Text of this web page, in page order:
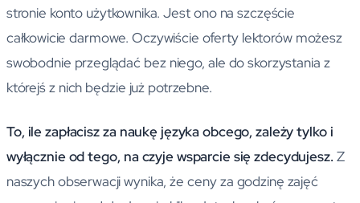
stronie konto użytkownika. Jest ono na szczęście
całkowicie darmowe. Oczywiście oferty lektorów możesz
swobodnie przeglądać bez niego, ale do skorzystania z
którejś z nich będzie już potrzebne.
To, ile zapłacisz za naukę języka obcego, zależy tylko i
wyłącznie od tego, na czyje wsparcie się zdecydujesz. Z
naszych obserwacji wynika, że ceny za godzinę zajęć